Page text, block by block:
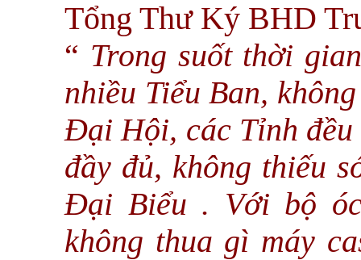
Tổng Thư Ký BHD
“ Trong suốt thời
nhiều Tiểu Ban,
Đại Hội, các Tỉnh
đầy đủ, không thiếu
Đại Biểu . Với bộ
không thua gì máy